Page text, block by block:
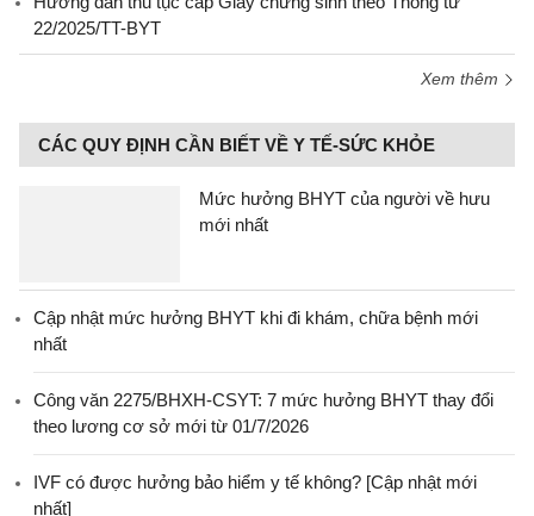
22/2025/TT-BYT
Xem thêm
CÁC QUY ĐỊNH CẦN BIẾT VỀ Y TẾ-SỨC KHỎE
Mức hưởng BHYT của người về hưu
mới nhất
Cập nhật mức hưởng BHYT khi đi khám, chữa bệnh mới
nhất
Công văn 2275/BHXH-CSYT: 7 mức hưởng BHYT thay đổi
theo lương cơ sở mới từ 01/7/2026
IVF có được hưởng bảo hiểm y tế không? [Cập nhật mới
nhất]